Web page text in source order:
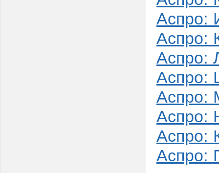
Аспро:
Аспро:
Аспро:
Аспро:
Аспро:
Аспро:
Аспро:
Аспро: